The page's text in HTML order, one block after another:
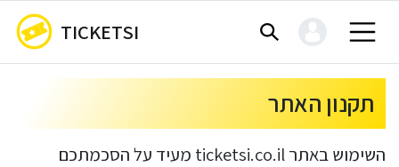
TICKETSI
תקנון האתר
השימוש באתר ticketsi.co.il מעיד על הסכמתכם